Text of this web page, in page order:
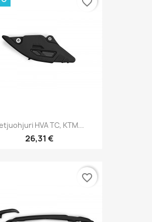
HVA TC, KTM...
26,31 €
favorite_border